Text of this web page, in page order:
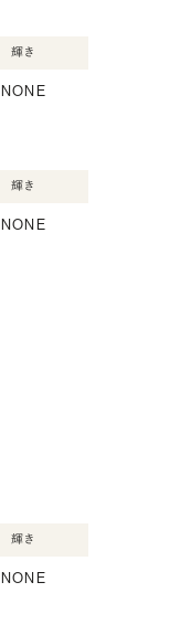
輝き
NONE
輝き
NONE
輝き
NONE